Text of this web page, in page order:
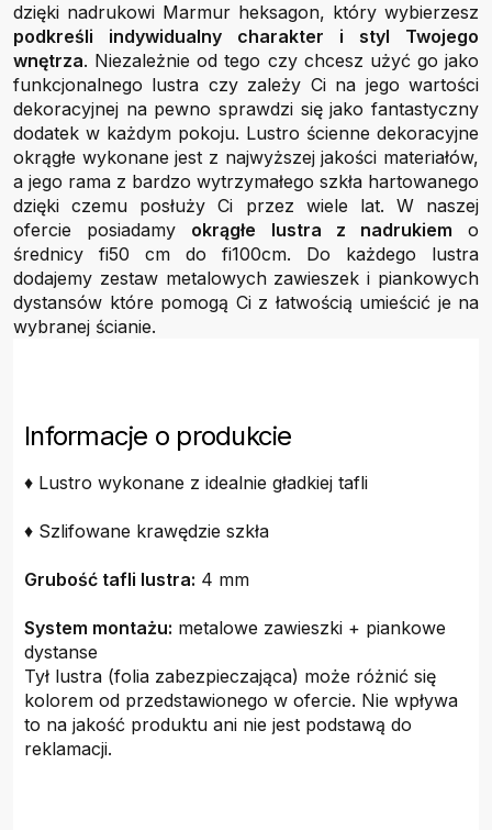
dzięki nadrukowi Marmur heksagon, który wybierzesz
podkreśli indywidualny charakter i styl Twojego
wnętrza. Niezależnie od tego czy chcesz użyć go jako
funkcjonalnego lustra czy zależy Ci na jego wartości
dekoracyjnej na pewno sprawdzi się jako fantastyczny
dodatek w każdym pokoju. Lustro ścienne dekoracyjne
okrągłe wykonane jest z najwyższej jakości materiałów,
a jego rama z bardzo wytrzymałego szkła hartowanego
dzięki czemu posłuży Ci przez wiele lat. W naszej
ofercie posiadamy okrągłe lustra z nadrukiem o
średnicy fi50 cm do fi100cm. Do każdego lustra
dodajemy zestaw metalowych zawieszek i piankowych
dystansów które pomogą Ci z łatwością umieścić je na
wybranej ścianie.
Informacje o produkcie
♦ Lustro wykonane z idealnie gładkiej tafli
♦ Szlifowane krawędzie szkła
Grubość tafli lustra: 4 mm
System montażu: metalowe zawieszki + piankowe
dystanse
Tył lustra (folia zabezpieczająca) może różnić się
kolorem od przedstawionego w ofercie. Nie wpływa
to na jakość produktu ani nie jest podstawą do
reklamacji.